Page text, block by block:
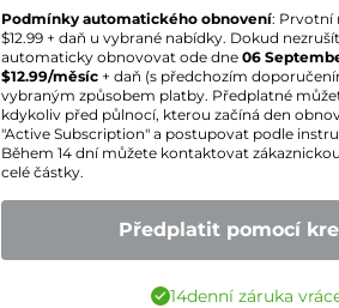
Podmínky automatického obnovení: Prvotní
$12.99 + daň u vybrané nabídky. Dokud
automaticky obnovovat ode dne 06
$12.99/měsíc + daň (s předchozím
vybraným způsobem platby. Předplatné
kdykoliv před půlnocí, kterou začíná den
"Active Subscription" a postupovat podle
Během 14 dní můžete kontaktovat
celé částky.
Předplatit pomocí
14denní záruka